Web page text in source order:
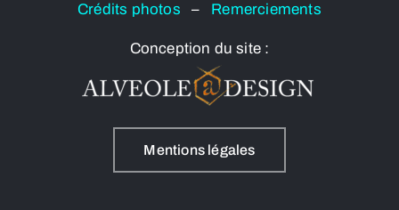
Crédits photos– Remerciements
Conception du site :
Mentions légales